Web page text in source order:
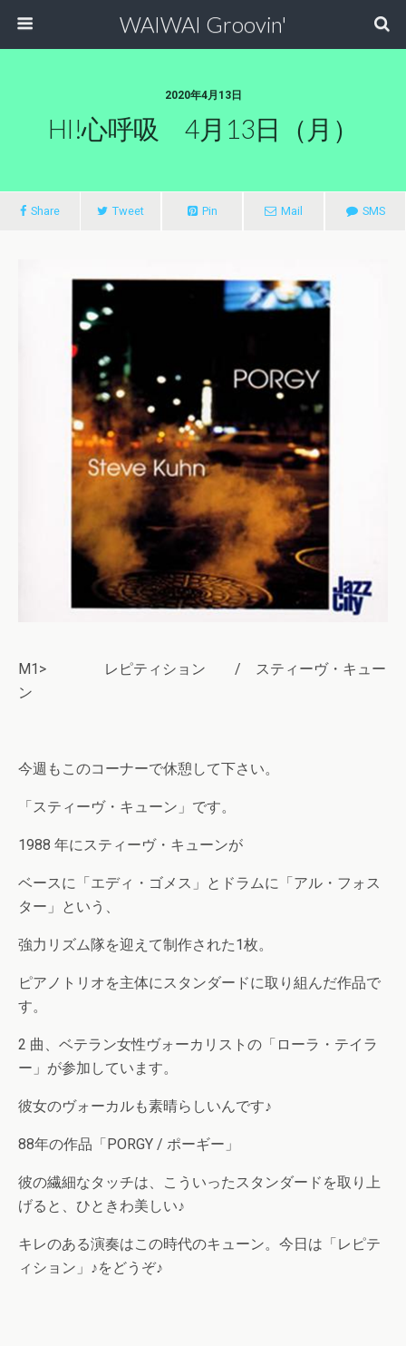
WAIWAI Groovin'
2020年4月13日
HI!心呼吸 4月13日（月）
Share Tweet Pin Mail SMS
M1> レピティション / スティーヴ・キュー
ン
今週もこのコーナーで休憩して下さい。
「スティーヴ・キューン」です。
1988 年にスティーヴ・キューンが
ベースに「エディ・ゴメス」とドラムに「アル・フォス
ター」という、
強力リズム隊を迎えて制作された1枚。
ピアノトリオを主体にスタンダードに取り組んだ作品で
す。
2 曲、ベテラン女性ヴォーカリストの「ローラ・テイラ
ー」が参加しています。
彼女のヴォーカルも素晴らしいんです♪
88年の作品「PORGY / ポーギー」
彼の繊細なタッチは、こういったスタンダードを取り上
げると、ひときわ美しい♪
キレのある演奏はこの時代のキューン。今日は「レピテ
ィション」♪をどうぞ♪